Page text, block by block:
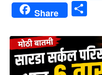
Link
Share